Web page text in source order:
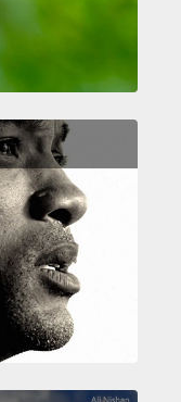
to create
told a group
or put your
see them
said, "And
get back
chocolate."
做的事是告
都在同樣時
眼就看到它